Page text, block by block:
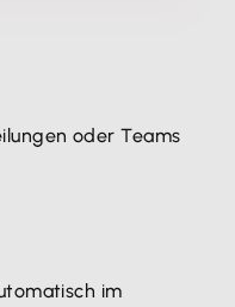
oder Teams
im